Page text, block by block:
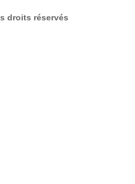
droits réservés